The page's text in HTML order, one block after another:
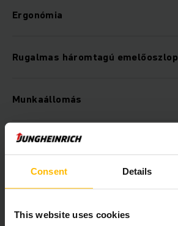
Consent Details
This website uses cookies
Ergonómia
Rugalmas háromtagú emelőoszlop
Munkaállomás
Egyéb